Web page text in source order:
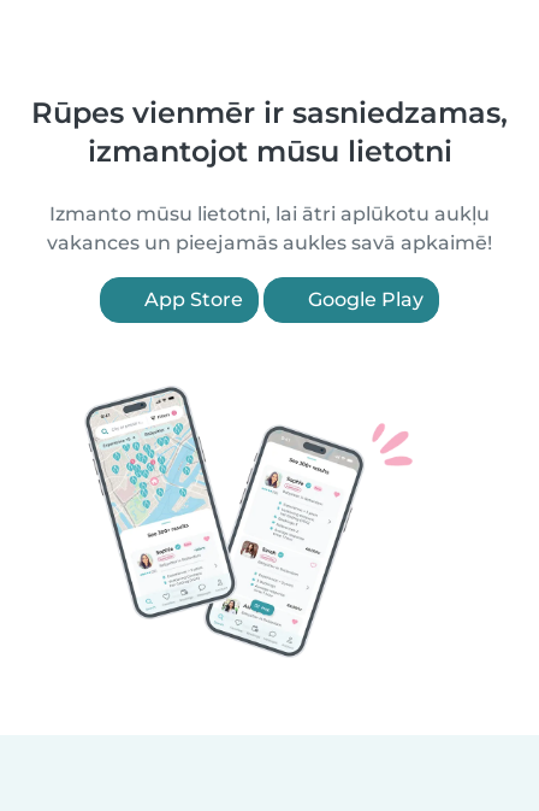
Rūpes vienmēr ir sasniedzamas,
izmantojot mūsu lietotni
Izmanto mūsu lietotni, lai ātri aplūkotu aukļu
vakances un pieejamās aukles savā apkaimē!
App Store Google Play